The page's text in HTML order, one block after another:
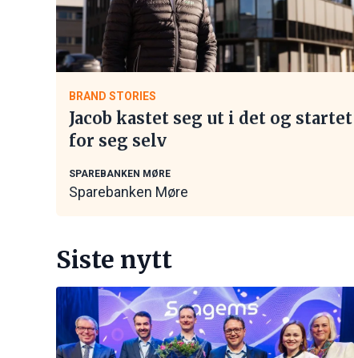
BRAND STORIES
Jacob kastet seg ut i det og startet
for seg selv
SPAREBANKEN MØRE
Sparebanken Møre
Siste nytt